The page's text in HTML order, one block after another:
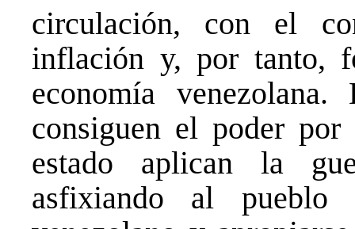
circulación, con el
inflación y, por tanto,
economía
consiguen el poder
estado aplican la
asfixiando al pueblo